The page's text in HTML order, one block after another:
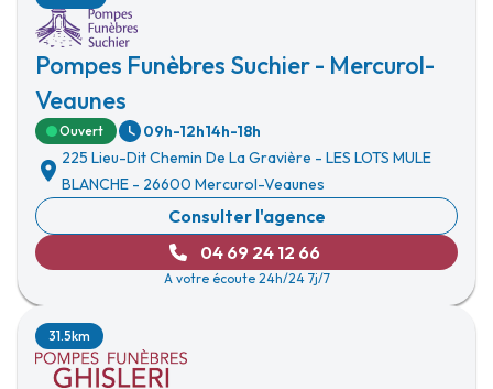
Pompes Funèbres Suchier - Mercurol-
Veaunes
Ouvert 09h-12h14h-18h
225 Lieu-Dit Chemin De La Gravière - LES LOTS MULE
BLANCHE - 26600 Mercurol-Veaunes
Consulter l'agence
04 69 24 12 66
A votre écoute 24h/24 7j/7
31.5km